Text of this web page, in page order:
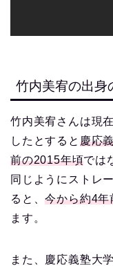
竹内美宥の出身
竹内美宥さんは現
したとすると 慶応
前の2015年頃では
同じようにストレ
ると、今から約4
ます。
また、慶応義塾大